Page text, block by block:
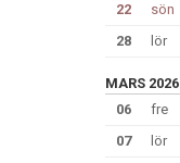
22
sön
28
lör
MARS 2026
06
fre
07
lör